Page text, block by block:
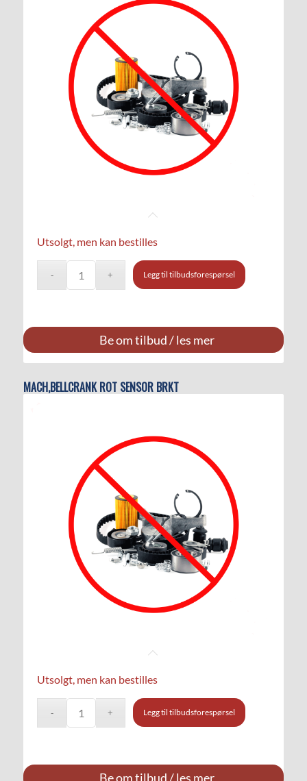
Utsolgt, men kan bestilles
Legg til tilbudsforespørsel
Be om tilbud / les mer
MACH,BELLCRANK ROT SENSOR BRKT
Utsolgt, men kan bestilles
Legg til tilbudsforespørsel
Be om tilbud / les mer